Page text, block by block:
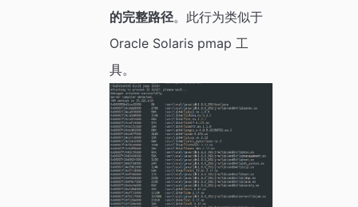
的完整路径。此行为类似于
Oracle Solaris pmap 工
具。